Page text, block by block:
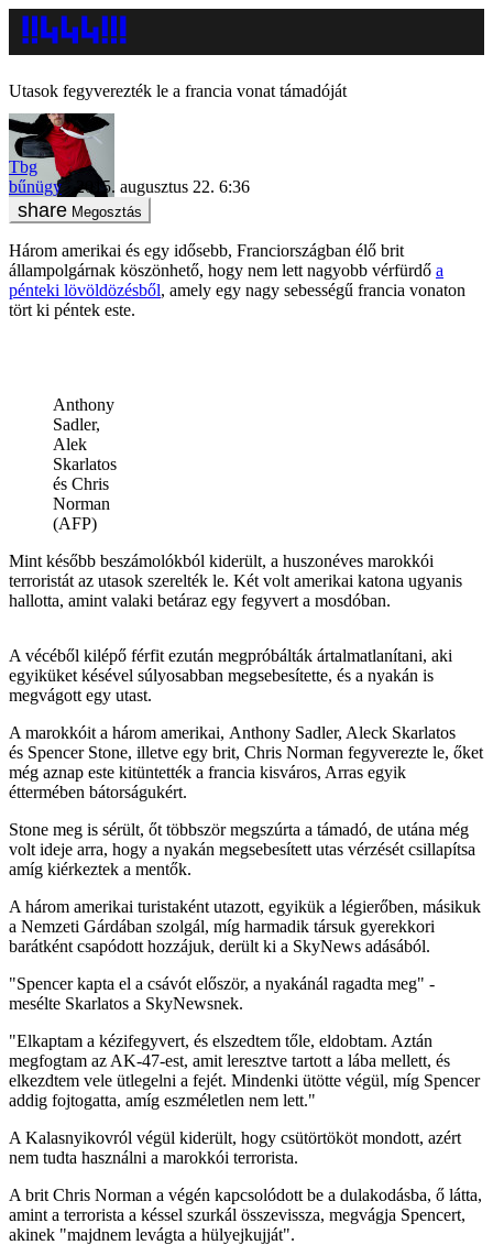
Utasok fegyverezték le a francia vonat támadóját
Tbg
bűnügy
2015. augusztus 22. 6:36
Megosztás
Három amerikai és egy idősebb, Franciországban élő brit
állampolgárnak köszönhető, hogy nem lett nagyobb vérfürdő a
pénteki lövöldözésből, amely egy nagy sebességű francia vonaton
tört ki péntek este.
Anthony
Sadler,
Alek
Skarlatos
és Chris
Norman
(AFP)
Mint később beszámolókból kiderült, a huszonéves marokkói
terroristát az utasok szerelték le. Két volt amerikai katona ugyanis
hallotta, amint valaki betáraz egy fegyvert a mosdóban.
A vécéből kilépő férfit ezután megpróbálták ártalmatlanítani, aki
egyiküket késével súlyosabban megsebesítette, és a nyakán is
megvágott egy utast.
A marokkóit a három amerikai, Anthony Sadler, Aleck Skarlatos
és Spencer Stone, illetve egy brit, Chris Norman fegyverezte le, őket
még aznap este kitüntették a francia kisváros, Arras egyik
éttermében bátorságukért.
Stone meg is sérült, őt többször megszúrta a támadó, de utána még
volt ideje arra, hogy a nyakán megsebesített utas vérzését csillapítsa
amíg kiérkeztek a mentők.
A három amerikai turistaként utazott, egyikük a légierőben, másikuk
a Nemzeti Gárdában szolgál, míg harmadik társuk gyerekkori
barátként csapódott hozzájuk, derült ki a SkyNews adásából.
"Spencer kapta el a csávót először, a nyakánál ragadta meg" -
mesélte Skarlatos a SkyNewsnek.
"Elkaptam a kézifegyvert, és elszedtem tőle, eldobtam. Aztán
megfogtam az AK-47-est, amit leresztve tartott a lába mellett, és
elkezdtem vele ütlegelni a fejét. Mindenki ütötte végül, míg Spencer
addig fojtogatta, amíg eszméletlen nem lett."
A Kalasnyikovról végül kiderült, hogy csütörtököt mondott, azért
nem tudta használni a marokkói terrorista.
A brit Chris Norman a végén kapcsolódott be a dulakodásba, ő látta,
amint a terrorista a késsel szurkál összevissza, megvágja Spencert,
akinek "majdnem levágta a hülyejkujját".